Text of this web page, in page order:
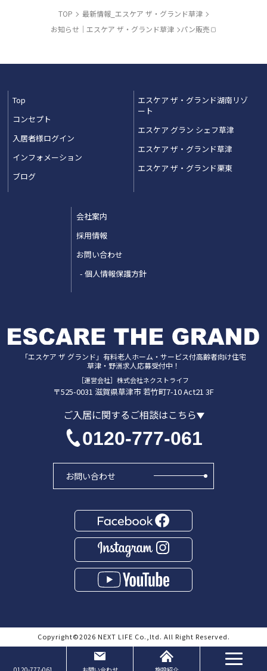
TOP
最新情報_エスケア ザ・グランド草津
お知らせ｜エスケア ザ・グランド草津
パン販売🍞
Top
コンセプト
入居者様ログイン
インフォメーション
ブログ
エスケア ザ・グランド湖南リゾ
ート
エスケア グラン シェフ草津
エスケア ザ・グランド草津
エスケア ザ・グランド栗東
会社案内
採用情報
お問い合わせ
個人情報保護方針
「エスケア ザ グランド」 有料老人ホーム・サービス付高齢者向け住宅
草津・野洲求人応募受付中！
［運営会社］株式会社ネクストライフ
〒525-0031 滋賀県草津市若竹町7-10 Act21 3F
ご入居に関するご相談はこちら
0120-777-061
お問い合わせ
Copyright©2026 NEXT LIFE Co.,ltd. All Right Reserved.
Page Top